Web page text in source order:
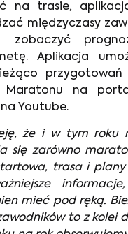
na trasie,
międzyczasy
zobaczyć
Aplikacja
Maratonu na
Youtube.
że i w tym roku
się zarówno
trasa i
mieć pod ręką.
to z kolei